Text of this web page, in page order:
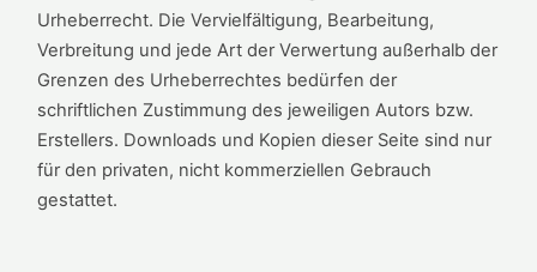
Urheberrecht. Die Vervielfältigung, Bearbeitung,
Verbreitung und jede Art der Verwertung außerhalb der
Grenzen des Urheberrechtes bedürfen der
schriftlichen Zustimmung des jeweiligen Autors bzw.
Erstellers. Downloads und Kopien dieser Seite sind nur
für den privaten, nicht kommerziellen Gebrauch
gestattet.